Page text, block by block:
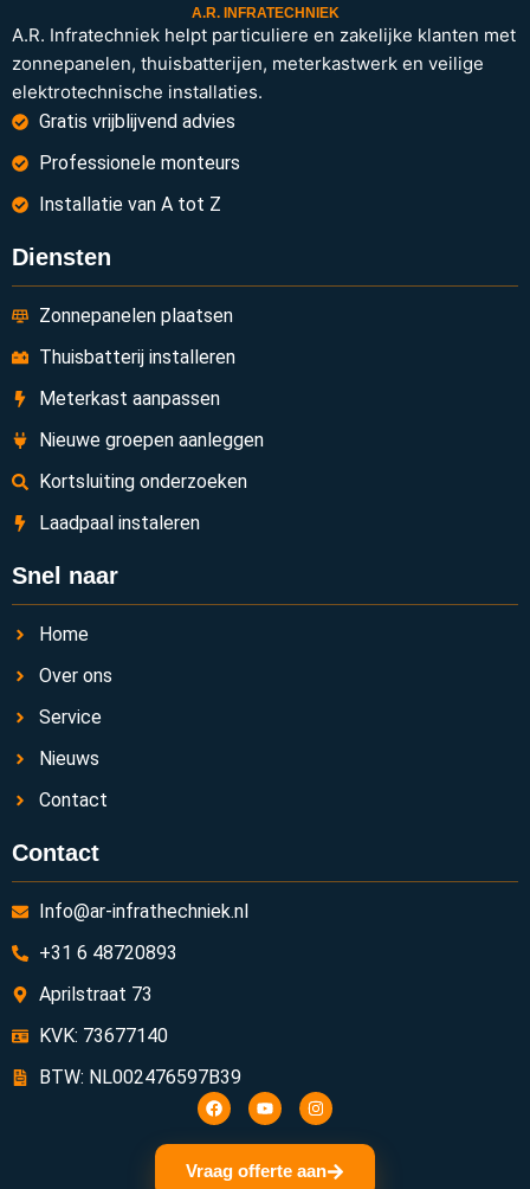
A.R. INFRATECHNIEK
A.R. Infratechniek helpt particuliere en zakelijke klanten met
zonnepanelen, thuisbatterijen, meterkastwerk en veilige
elektrotechnische installaties.
Gratis vrijblijvend advies
Professionele monteurs
Installatie van A tot Z
Diensten
Zonnepanelen plaatsen
Thuisbatterij installeren
Meterkast aanpassen
Nieuwe groepen aanleggen
Kortsluiting onderzoeken
Laadpaal instaleren
Snel naar
Home
Over ons
Service
Nieuws
Contact
Contact
Info@ar-infrathechniek.nl
+31 6 48720893
Aprilstraat 73
KVK: 73677140
BTW: NL002476597B39
Vraag offerte aan